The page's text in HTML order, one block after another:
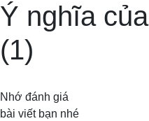
Ý nghĩa
(1)
Nhớ đánh giá
bài viết bạn nhé